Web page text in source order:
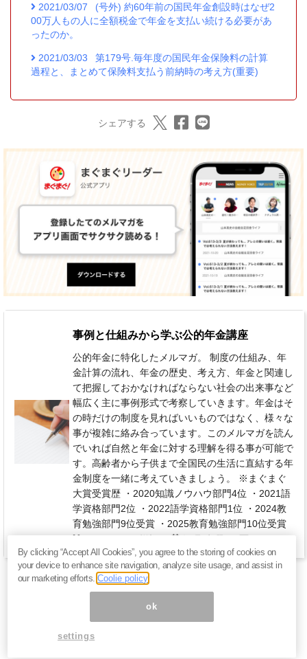
2021/03/07
(号外) 約60年前の国民年金創設時はなぜ2
00万人もの人に全額税金で年金を支払い続ける必要があ
ったのか。
2021/03/03
第179号.毎年度の国民年金保険料の計算
過程と、まとめて保険料支払う前納時の考え方(重要)
シェアする
事例と仕組みから学ぶ公的年金講座
公的年金に特化したメルマガ。 制度の仕組み、年
金計算の流れ、年金の歴史、考え方、年金と関連し
て把握しておかなければならない社会の出来事など
幅広く主に事例形式で考察していきます。年金はそ
の時だけの制度を見ればいいものではなく、様々な
事が複雑に絡み合っています。このメルマガを読ん
でいれば自然と年金に対する理解を得る事が可能で
す。高齢者から子供まで全国民の生活に直結する年
金制度を一緒に考えていきましょう。 ※まぐまぐ
大賞受賞歴 ・2020知識ノウハウ部門4位 ・2021語
学資格部門2位 ・2022語学資格部門1位 ・2024教
育勉強部門9位受賞 ・2025教育勉強部門10位受賞
By clicking “Accept All Cookies”, you agree to the storing of cookies on
your device to enhance site navigation, analyze site usage, and assist in
our marketing efforts.Coolie policy
ok
settings